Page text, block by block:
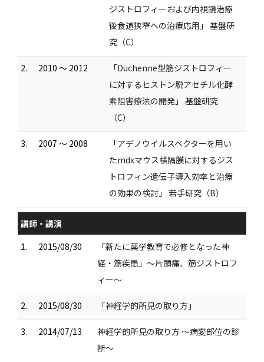
ジストロフィーおよび内視鏡治療
後食道狭窄への治療応用」 基盤研
究（C）
2. 2010 ～ 2012
「Duchenne型筋ジストロフィー
に対するヒストン脱アセチル化酵
素阻害療法の開発」 基盤研究
（C）
3. 2007 ～ 2008
「アデノウイルスベクターを用い
たmdxマウス横隔膜に対するジス
トロフィン遺伝子導入効率と治療
の効果の検討」 若手研究（B）
講師・講演
1.
2015/08/30
「新たに薬学教育で必修となった神
経・筋疾患」〜片頭痛、筋ジストロフ
ィー〜
2. 2015/08/30 「神経学的所見の取り方」
3. 2014/07/13
神経学的所見の取り方 〜病変部位の診
断〜